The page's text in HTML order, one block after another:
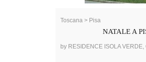
Toscana > Pisa
NATALE A
by RESIDENCE ISOLA